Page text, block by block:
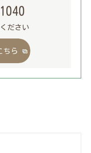
ださい
ちら